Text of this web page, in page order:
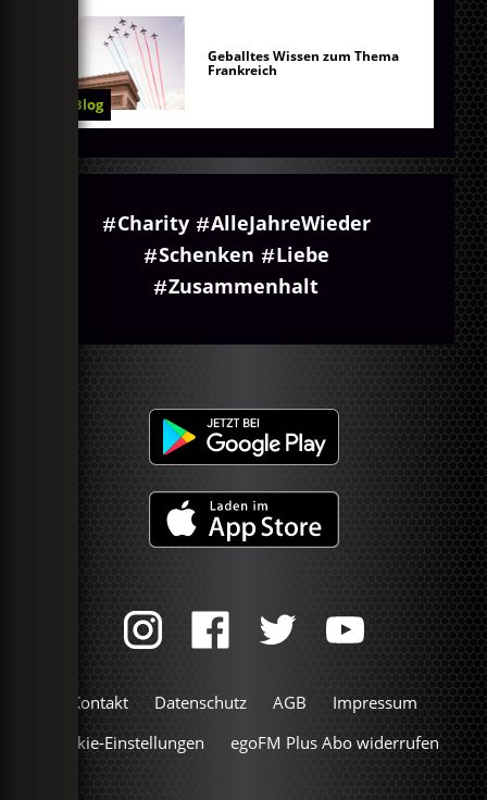
Blog
Geballtes Wissen zum Thema
Frankreich
Charity
AlleJahreWieder
Schenken
Liebe
Zusammenhalt
Kontakt Datenschutz AGB
Impressum
Cookie-Einstellungen
egoFM Plus Abo widerrufen